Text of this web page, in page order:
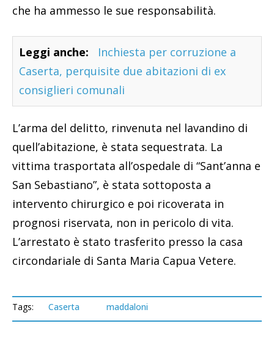
che ha ammesso le sue responsabilità.
Leggi anche:
Inchiesta per corruzione a
Caserta, perquisite due abitazioni di ex
consiglieri comunali
L’arma del delitto, rinvenuta nel lavandino di
quell’abitazione, è stata sequestrata. La
vittima trasportata all’ospedale di “Sant’anna e
San Sebastiano”, è stata sottoposta a
intervento chirurgico e poi ricoverata in
prognosi riservata, non in pericolo di vita.
L’arrestato è stato trasferito presso la casa
circondariale di Santa Maria Capua Vetere.
Tags: Caserta maddaloni